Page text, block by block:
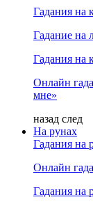
Гадания на
Гадание на
Гадания на
Онлайн
мне»
назад след
На рунах
Гадания на
Онлайн
Гадания на